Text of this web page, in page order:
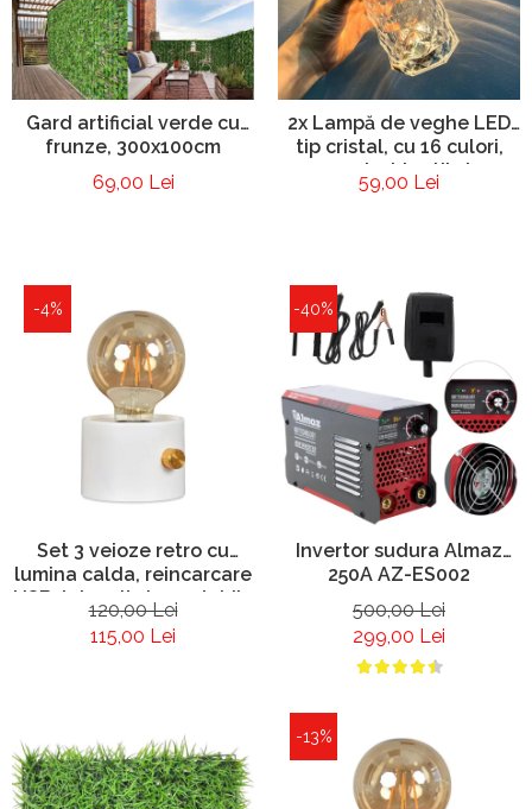
Gard artificial verde cu
frunze, 300x100cm
69,00 Lei
2x Lampă de veghe LED
tip cristal, cu 16 culori,
control tactil si
telecomandă
59,00 Lei
-4%
Set 3 veioze retro cu
lumina calda, reincarcare
USB, intensitate reglabila
120,00 Lei
115,00 Lei
-40%
Invertor sudura Almaz
250A AZ-ES002
500,00 Lei
299,00 Lei
-13%